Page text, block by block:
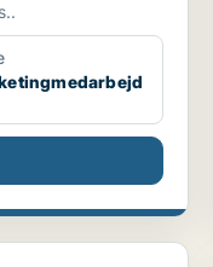
Bibliotekar ...